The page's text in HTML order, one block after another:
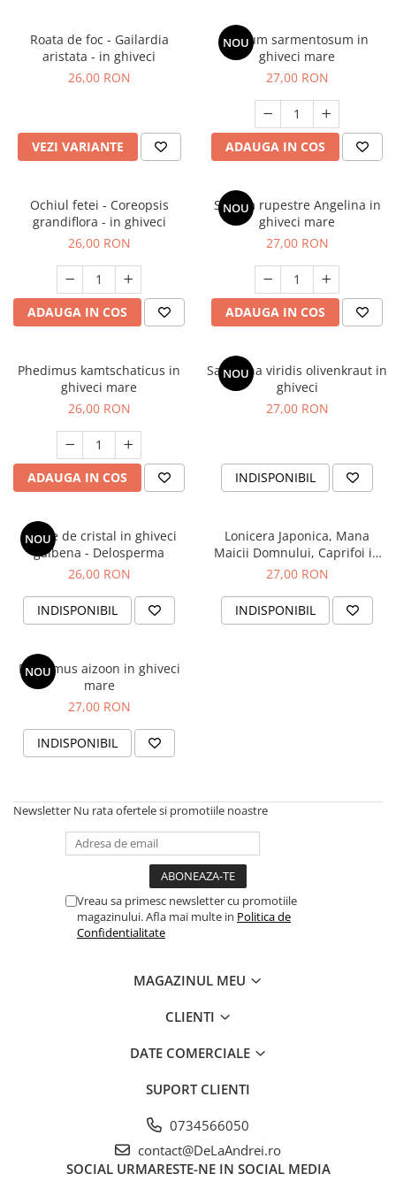
Lamaita (melisa, roinita)
Marar
Tarhon
Portocaliu
Bicolor
Plante pentru tot anul
Plante de Primavara
Plante de Vara
Plante de Toamna
Plante de iarna
Roata de foc - Gailardia
aristata - in ghiveci
26,00 RON
VEZI VARIANTE
NOU
Sedum sarmentosum in
ghiveci mare
27,00 RON
ADAUGA IN COS
Ochiul fetei - Coreopsis
grandiflora - in ghiveci
26,00 RON
ADAUGA IN COS
NOU
Sedum rupestre Angelina in
ghiveci mare
27,00 RON
ADAUGA IN COS
Phedimus kamtschaticus in
ghiveci mare
26,00 RON
ADAUGA IN COS
NOU
Santolina viridis olivenkraut in
ghiveci
27,00 RON
INDISPONIBIL
NOU
Floare de cristal in ghiveci
galbena - Delosperma
26,00 RON
INDISPONIBIL
Lonicera Japonica, Mana
Maicii Domnului, Caprifoi in
ghiveci
27,00 RON
INDISPONIBIL
NOU
Phedimus aizoon in ghiveci
mare
27,00 RON
INDISPONIBIL
Newsletter Nu rata ofertele si promotiile noastre
Vreau sa primesc newsletter cu promotiile
magazinului. Afla mai multe in Politica de
Confidentialitate
MAGAZINUL MEU
CLIENTI
DATE COMERCIALE
SUPORT CLIENTI
0734566050
contact@DeLaAndrei.ro
SOCIAL URMARESTE-NE IN SOCIAL MEDIA